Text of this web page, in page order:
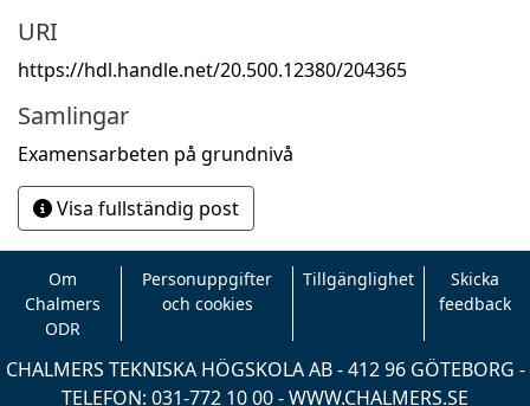
URI
https://hdl.handle.net/20.500.12380/204365
Samlingar
Examensarbeten på grundnivå
Visa fullständig post
Om
Chalmers
ODR
Personuppgifter
och cookies
Tillgänglighet
Skicka
feedback
CHALMERS TEKNISKA HÖGSKOLA AB - 412 96 GÖTEBORG -
TELEFON: 031-772 10 00 -WWW.CHALMERS.SE